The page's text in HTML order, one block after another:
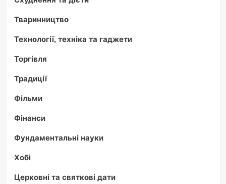
Тваринництво
Технології, техніка та гаджети
Торгівля
Традиції
Фільми
Фінанси
Фундаментальні науки
Хобі
Церковні та святкові дати